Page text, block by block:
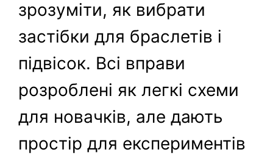
зрозуміти, як вибрати
застібки для браслетів і
підвісок. Всі вправи
розроблені як легкі схеми
для новачків, але дають
простір для експериментів